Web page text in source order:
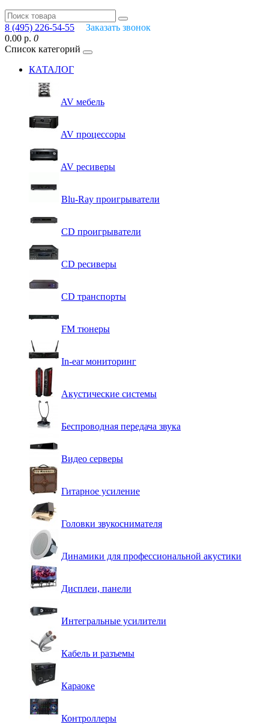
8 (495) 226-54-55
Заказать звонок
0.00 р. 0
Список категорий
КАТАЛОГ
AV мебель
AV процессоры
AV ресиверы
Blu-Ray проигрыватели
CD проигрыватели
CD ресиверы
CD транспорты
FM тюнеры
In-ear мониторинг
Акустические системы
Беспроводная передача звука
Видео серверы
Гитарное усиление
Головки звукоснимателя
Динамики для профессиональной акустики
Дисплеи, панели
Интегральные усилители
Кабель и разъемы
Караоке
Контроллеры